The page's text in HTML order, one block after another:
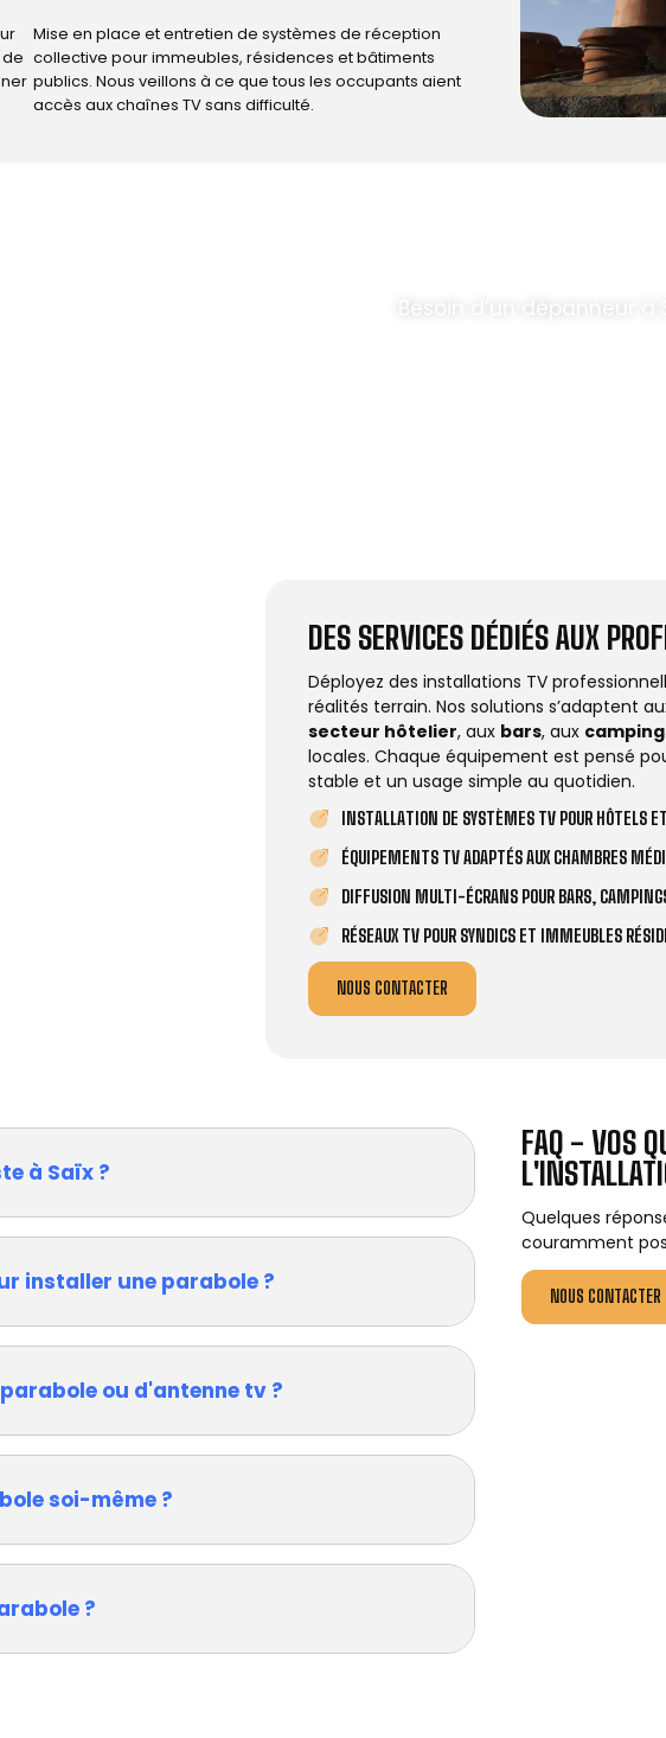
Mise en place et entretien de systèmes de réception
collective pour immeubles, résidences et bâtiments
publics. Nous veillons à ce que tous les occupants aient
accès aux chaînes TV sans difficulté.
Besoin d’un dépanneur à
DES SERVICES DÉDIÉS AUX
Déployez des installations TV
réalités terrain. Nos solutions s’adaptent
secteur hôtelier, aux bars, aux
locales. Chaque équipement est pensé
stable et un usage simple au quotidien.
INSTALLATION DE SYSTÈMES TV POUR HÔTELS
ÉQUIPEMENTS TV ADAPTÉS AUX CHAMBRES
DIFFUSION MULTI-ÉCRANS POUR BARS,
RÉSEAUX TV POUR SYNDICS ET IMMEUBLES
NOUS CONTACTER
FAQ - VOS
Quelques
couramment
NOUS CONTACTER
à Saïx ?
installer une parabole ?
ou d'antenne tv ?
soi-même ?
?